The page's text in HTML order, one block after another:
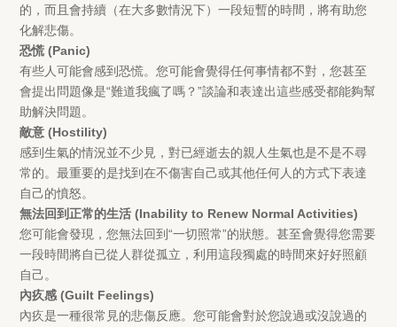
的，而且會持續（在大多數情況下）一段短暫的時間，將有助您
化解悲傷。
恐慌 (Panic)
有些人可能會感到恐慌。您可能會覺得任何事情都不對，您甚至
會提出問題像是“難道我瘋了嗎？”談論和表達出這些感受都能夠幫
助解決問題。
敵意 (Hostility)
感到生氣的情況並不少見，對已經逝去的親人生氣也是不是不尋
常的。最重要的是找到在不傷害自己或其他任何人的方式下表達
自己的憤怒。
無法回到正常的生活 (Inability to Renew Normal Activities)
您可能會發現，您無法回到“一切照常”的狀態。甚至會覺得您需要
一段時間將自已從人群從孤立，利用這段獨處的時間來好好照顧
自己。
內疚感 (Guilt Feelings)
內疚是一種很常見的悲傷反應。您可能會對於您說過或沒說過的